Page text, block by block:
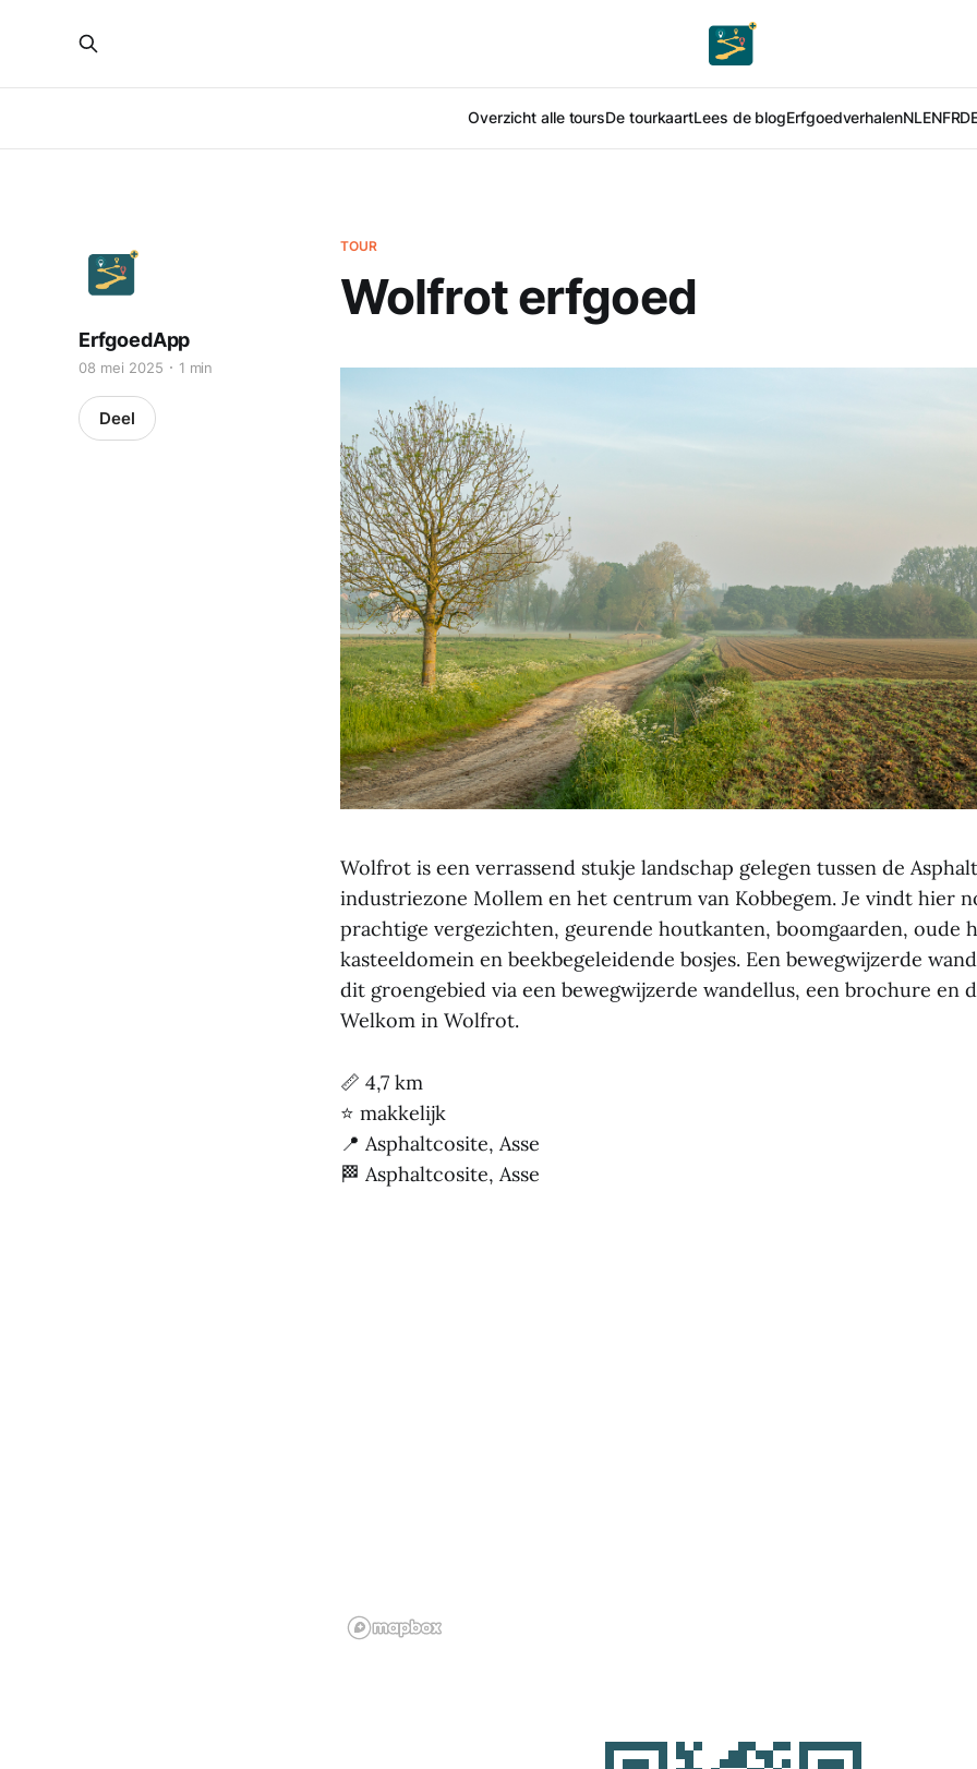
Overzicht alle toursDe tourkaartLees de blogErfgoedverhalenNLENFR
TOUR
Wolfrot erfgoed
ErfgoedApp
08 mei 2025 1 min
Deel
Wolfrot is een verrassend stukje landschap gelegen tussen de
industriezone Mollem en het centrum van Kobbegem. Je vindt hier
prachtige vergezichten, geurende houtkanten, boomgaarden, oude
kasteeldomein en beekbegeleidende bosjes. Een bewegwijzerde
dit groengebied via een bewegwijzerde wandellus, een brochure en
Welkom in Wolfrot.
📏 4,7 km
⭐ makkelijk
📍 Asphaltcosite, Asse
🏁 Asphaltcosite, Asse